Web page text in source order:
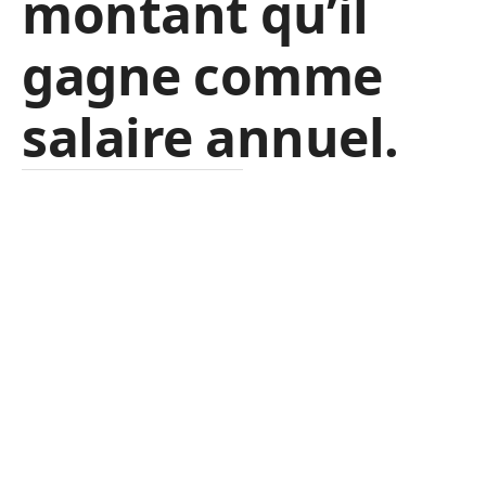
gagne comme
salaire annuel.